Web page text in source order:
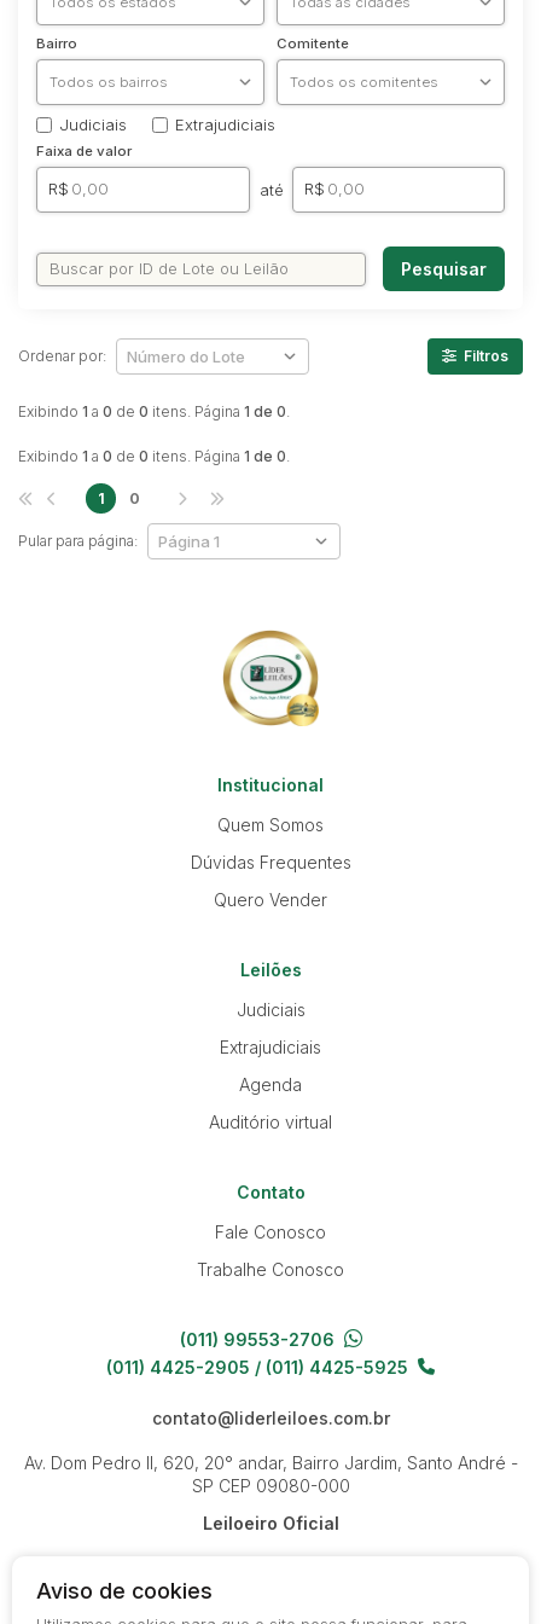
Caminhonetes
Carros
Máquina Varredeira
Motos
Pá Carregadeira
SUV
Bairro Comitente
Judiciais Extrajudiciais
Faixa de valor
R$ até R$
Pesquisar
Exibindo 1 a 0 de 0 itens. Página 1 de 0.
Ordenar por: Filtros
Exibindo 1 a 0 de 0 itens. Página 1 de 0.
Pular para página:
1 0
Institucional
Quem Somos
Dúvidas Frequentes
Quero Vender
Leilões
Judiciais
Extrajudiciais
Agenda
Auditório virtual
Contato
Fale Conosco
Trabalhe Conosco
(011) 99553-2706
(011) 4425-2905 / (011) 4425-5925
contato@liderleiloes.com.br
Av. Dom Pedro II, 620, 20° andar, Bairro Jardim, Santo André -
SP CEP 09080-000
Leiloeiro Oficial
Aviso de cookies